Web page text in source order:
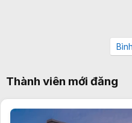
Thành viên mới đăng